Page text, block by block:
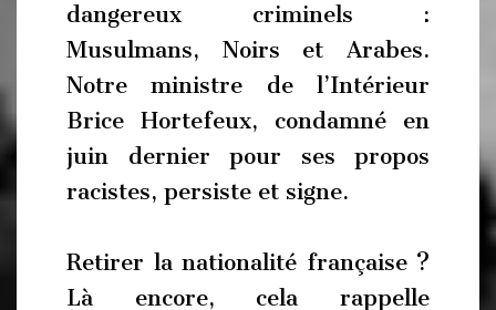
dangereux criminels :
Musulmans, Noirs et Arabes.
Notre ministre de l’Intérieur
Brice Hortefeux, condamné en
juin dernier pour ses propos
racistes, persiste et signe.
Retirer la nationalité française ?
Là encore, cela rappelle